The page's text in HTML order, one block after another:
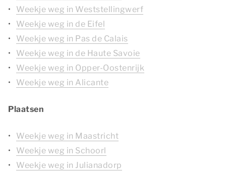
Weekje weg in Weststellingwerf
Weekje weg in de Eifel
Weekje weg in Pas de Calais
Weekje weg in de Haute Savoie
Weekje weg in Opper-Oostenrijk
Weekje weg in Alicante
Plaatsen
Weekje weg in Maastricht
Weekje weg in Schoorl
Weekje weg in Julianadorp